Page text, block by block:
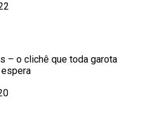
– o clichê que toda garota